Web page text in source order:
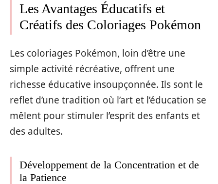
Les Avantages Éducatifs et
Créatifs des Coloriages Pokémon
Les coloriages Pokémon, loin d’être une
simple activité récréative, offrent une
richesse éducative insoupçonnée. Ils sont le
reflet d’une tradition où l’art et l’éducation se
mêlent pour stimuler l’esprit des enfants et
des adultes.
Développement de la Concentration et de
la Patience